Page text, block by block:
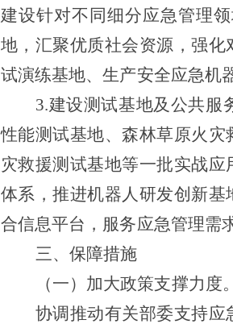
建设针对不同细分应急管理
地 ，汇聚优质社会资源，强
试演练基地、生产安全应急机
3.建设测试基地及公共服
性能测试基地、森林草原火
灾救援测试基地等一批实战
体系，推进机器人研发创新
合信息平台，服务应急管理需
三、保障措施
（一） 加大政策支撑力度
协调推动有关部委支持